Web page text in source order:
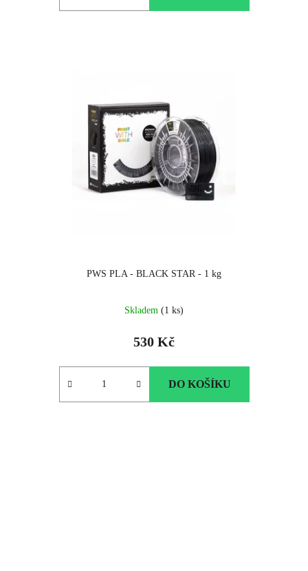
PWS PLA - BLACK STAR - 1 kg
Skladem (1 ks)
530 Kč
DO KOŠÍKU